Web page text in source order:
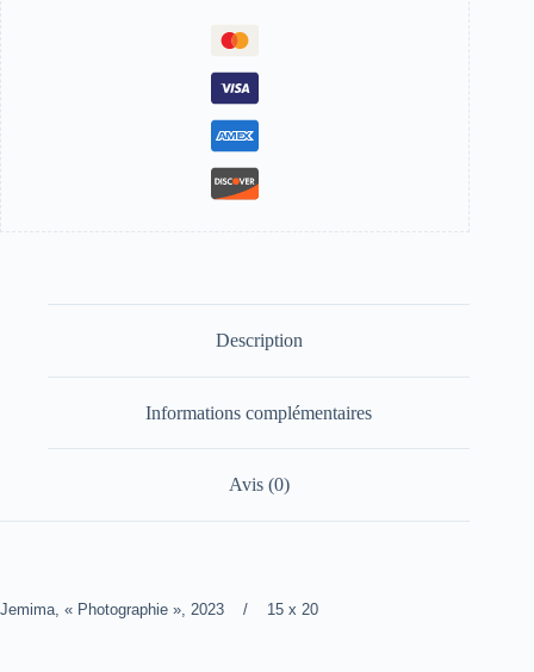
Description
Informations complémentaires
Avis (0)
Jemima, « Photographie », 2023 / 15 x 20